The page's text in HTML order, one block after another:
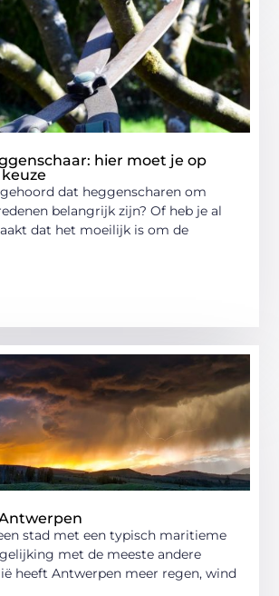
hier moet je op
gehoord dat heggenscharen om
belangrijk zijn? Of heb je al
dat het moeilijk is om de
stad met een typisch maritieme
met de meeste andere
heeft Antwerpen meer regen, wind